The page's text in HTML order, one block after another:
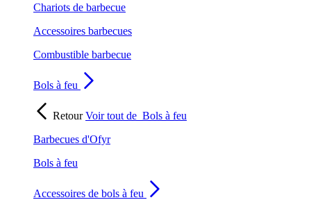
Chariots de barbecue
Accessoires barbecues
Combustible barbecue
Bols à feu
RetourVoir tout de Bols à feu
Barbecues d'Ofyr
Bols à feu
Accessoires de bols à feu